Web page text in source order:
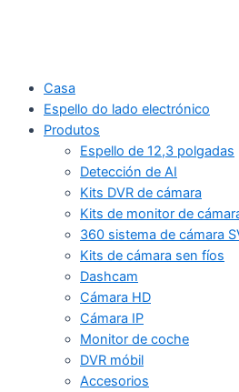
Casa
Espello do lado electrónico
Produtos
Espello de 12,3 polgadas
Detección de AI
Kits DVR de cámara
Kits de monitor de
360 sistema de cámara
Kits de cámara sen fíos
Dashcam
Cámara HD
Cámara IP
Monitor de coche
DVR móbil
Accesorios